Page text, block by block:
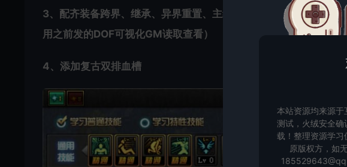
3、配齐装备跨界、继承、异界重置、主线支线普通任务完成券（
用之前发的DOF可视化GM读取查看）
4、添加复古双排血槽
本站资源均来源于
测试，火绒安全确
载！整理资源学习
原版权方，如